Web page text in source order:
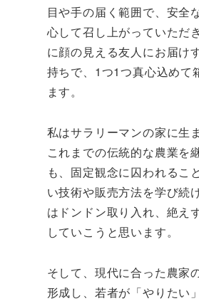
目や手の届く範囲で、安全
心して召し上がっていただ
に顔の見える友人にお届け
持ちで、1つ1つ真心込めて
ます。
私はサラリーマンの家に生
これまでの伝統的な農業を
も、固定観念に囚われるこ
い技術や販売方法を学び続
はドンドン取り入れ、絶え
していこうと思います。
そして、現代に合った農家
形成し、若者が「やりたい